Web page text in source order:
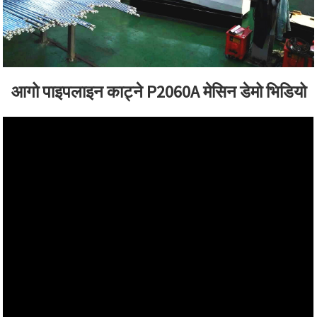
आगो पाइपलाइन काट्ने P2060A मेसिन डेमो भिडियो